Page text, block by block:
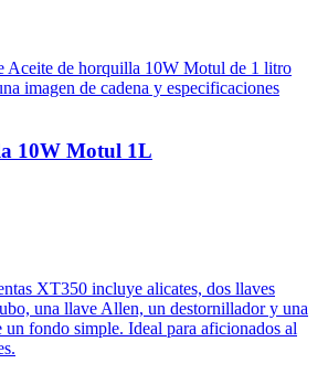
10W Motul 1L